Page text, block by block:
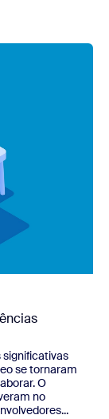
significativas
se tornaram
O
no